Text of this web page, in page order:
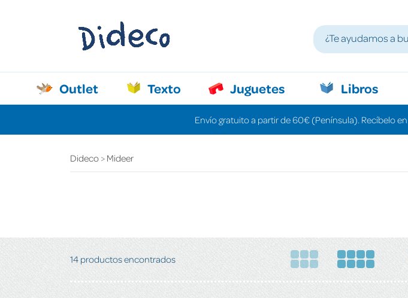
Outlet Texto Juguetes Libros
Envío gratuito a partir de 60€ (Península). Recíbelo
Dideco Mideer
14 productos encontrados